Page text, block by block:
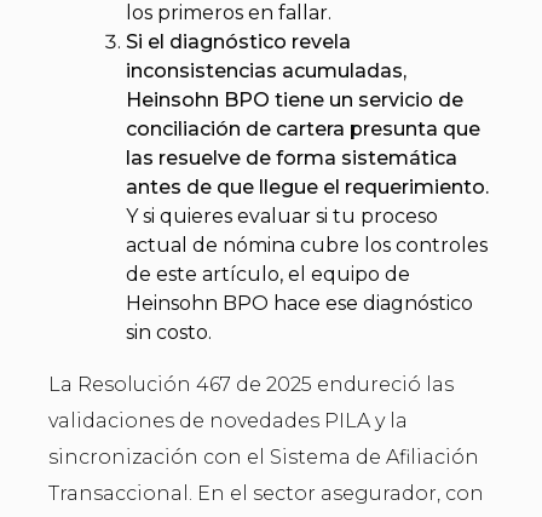
los primeros en fallar.
Si el diagnóstico revela
inconsistencias acumuladas,
Heinsohn BPO tiene un servicio de
conciliación de cartera presunta que
las resuelve de forma sistemática
antes de que llegue el requerimiento.
Y si quieres evaluar si tu proceso
actual de nómina cubre los controles
de este artículo, el equipo de
Heinsohn BPO hace ese diagnóstico
sin costo.
La Resolución 467 de 2025 endureció las
validaciones de novedades PILA y la
sincronización con el Sistema de Afiliación
Transaccional. En el sector asegurador, con